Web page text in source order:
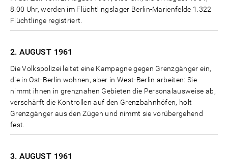
8.00 Uhr, werden im Flüchtlingslager Berlin-Marienfelde 1.322
Flüchtlinge registriert.
2. AUGUST 1961
Die Volkspolizei leitet eine Kampagne gegen Grenzgänger ein,
die in Ost-Berlin wohnen, aber in West-Berlin arbeiten: Sie
nimmt ihnen in grenznahen Gebieten die Personalausweise ab,
verschärft die Kontrollen auf den Grenzbahnhöfen, holt
Grenzgänger aus den Zügen und nimmt sie vorübergehend
fest.
3. AUGUST 1961